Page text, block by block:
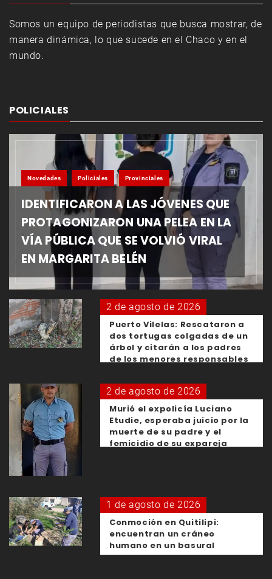
Somos un equipo de periodistas que busca mostrar, de
manera dinámica, lo que sucede en el Chaco y en el
mundo.
POLICIALES
Novedades Policiales Provinciales
IDENTIFICARON A LAS JÓVENES QUE
PROTAGONIZARON UNA PELEA EN LA
VÍA PÚBLICA QUE SE VOLVIÓ VIRAL
EN MARGARITA BELÉN
2 de agosto de 2026
Puerto Vilelas: Rescataron a
dos tortugas colgadas de un
árbol y citarán a los padres
de los menores responsables
2 de agosto de 2026
Murió el expolicía Luciano
Etudie, esperaba juicio por la
muerte de su padre y el
femicidio de su expareja
1 de agosto de 2026
Conmoción en Quitilipi:
encuentran un cráneo
humano en un basural